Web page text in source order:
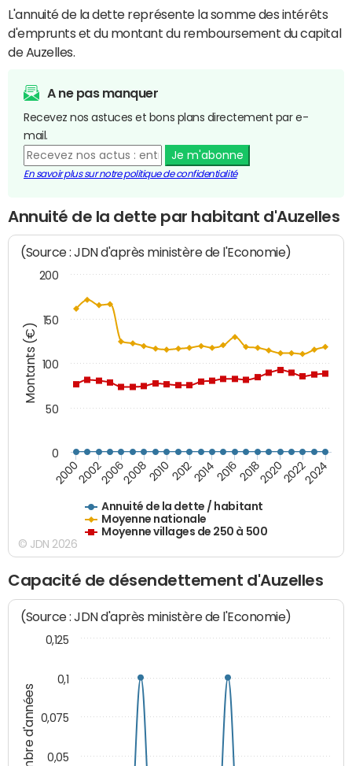
L'annuité de la dette représente la somme des intérêts
d'emprunts et du montant du remboursement du capital
de Auzelles.
A ne pas manquer
Recevez nos astuces et bons plans directement par e-
mail.
Je m'abonne
En savoir plus sur notre politique de confidentialité
Annuité de la dette par habitant d'Auzelles
Montants (€)
(Source : JDN d'après ministère de l'Economie)
Annuité de la dette / habitant
Moyenne nationale
Moyenne villages de 250 à 500
200020022006200820102012201420162018202020222024
0
50
100
150
200
© JDN 2026
Capacité de désendettement d'Auzelles
Nombre d'années
(Source : JDN d'après ministère de l'Economie)
0,05
0,075
0,1
0,125